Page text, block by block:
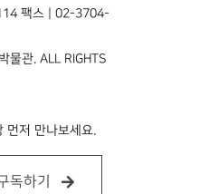
팩스 | 02-3704-
관. ALL RIGHTS
먼저 만나보세요.
독하기